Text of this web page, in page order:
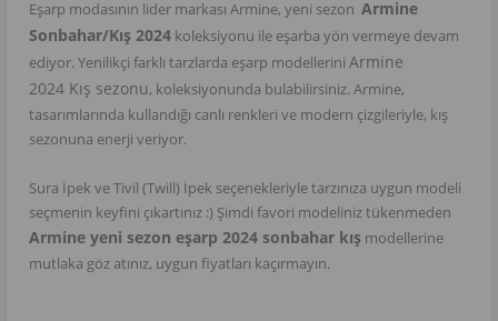
Eşarp modasının lider markası Armine, yeni sezon Armine
Sonbahar/Kış 2024 koleksiyonu ile eşarba yön vermeye devam
ediyor. Yenilikçi farklı tarzlarda eşarp modellerini Armine
2024 Kış sezonu, koleksiyonunda bulabilirsiniz. Armine,
tasarımlarında kullandığı canlı renkleri ve modern çizgileriyle, kış
sezonuna enerji veriyor.
Sura İpek ve Tivil (Twill) İpek seçenekleriyle tarzınıza uygun modeli
seçmenin keyfini çıkartınız :) Şimdi favori modeliniz tükenmeden
Armine yeni sezon eşarp 2024 sonbahar kış modellerine
mutlaka göz atınız, uygun fiyatları kaçırmayın.